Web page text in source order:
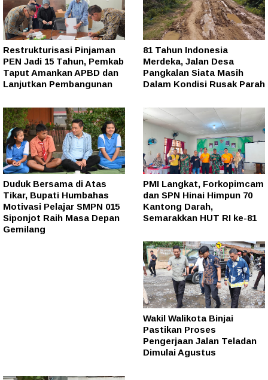
Restrukturisasi Pinjaman
PEN Jadi 15 Tahun, Pemkab
Taput Amankan APBD dan
Lanjutkan Pembangunan
81 Tahun Indonesia
Merdeka, Jalan Desa
Pangkalan Siata Masih
Dalam Kondisi Rusak Parah
Duduk Bersama di Atas
Tikar, Bupati Humbahas
Motivasi Pelajar SMPN 015
Siponjot Raih Masa Depan
Gemilang
PMI Langkat, Forkopimcam
dan SPN Hinai Himpun 70
Kantong Darah,
Semarakkan HUT RI ke-81
Wakil Walikota Binjai
Pastikan Proses
Pengerjaan Jalan Teladan
Dimulai Agustus